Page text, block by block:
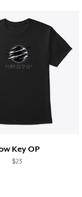
Key OP
$23